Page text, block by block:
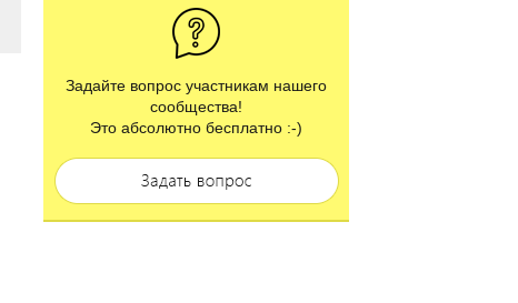
Задайте вопрос участникам нашего
сообщества!
Это абсолютно бесплатно :-)